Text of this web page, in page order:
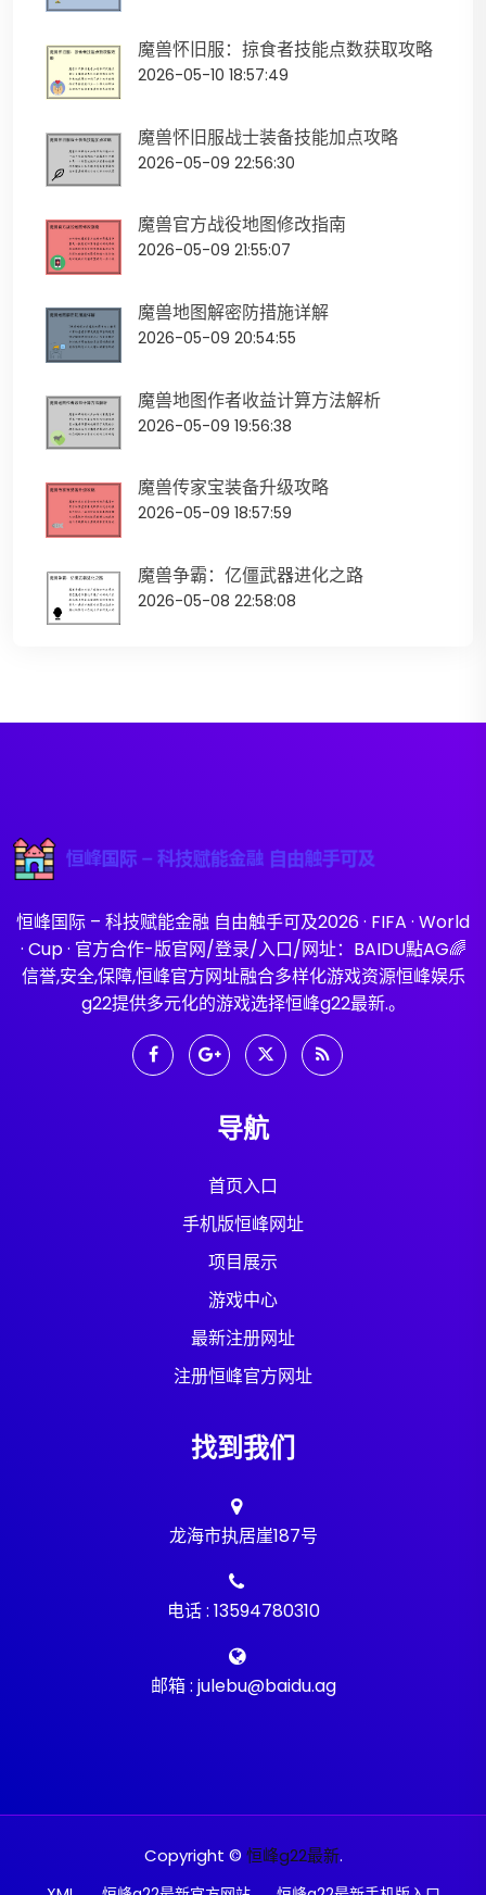
魔兽怀旧服：掠食者技能点数获取攻略
2026-05-10 18:57:49
魔兽怀旧服战士装备技能加点攻略
2026-05-09 22:56:30
魔兽官方战役地图修改指南
2026-05-09 21:55:07
魔兽地图解密防措施详解
2026-05-09 20:54:55
魔兽地图作者收益计算方法解析
2026-05-09 19:56:38
魔兽传家宝装备升级攻略
2026-05-09 18:57:59
魔兽争霸：亿僵武器进化之路
2026-05-08 22:58:08
恒峰国际 – 科技赋能金融 自由触手可及2026 · FIFA · World
· Cup · 官方合作-版官网/登录/入口/网址：BAIDU點AG🌈
信誉,安全,保障,恒峰官方网址融合多样化游戏资源恒峰娱乐
g22提供多元化的游戏选择恒峰g22最新.。
导航
首页入口
手机版恒峰网址
项目展示
游戏中心
最新注册网址
注册恒峰官方网址
找到我们
龙海市执居崖187号
电话 : 13594780310
邮箱 : julebu@baidu.ag
Copyright © 恒峰g22最新.